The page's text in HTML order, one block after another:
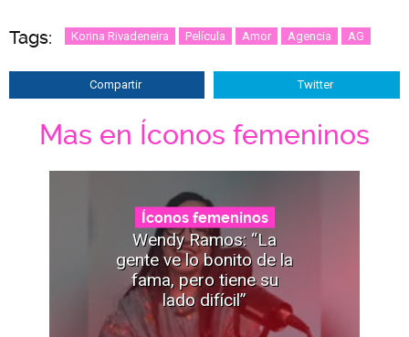
Tags: Korina Rivadeneira Película Amor Agencia AG
Compartir Twitter
Mas en Íconos femeninos
Íconos femeninos
Wendy Ramos: “La
gente ve lo bonito de la
fama, pero tiene su
lado difícil”